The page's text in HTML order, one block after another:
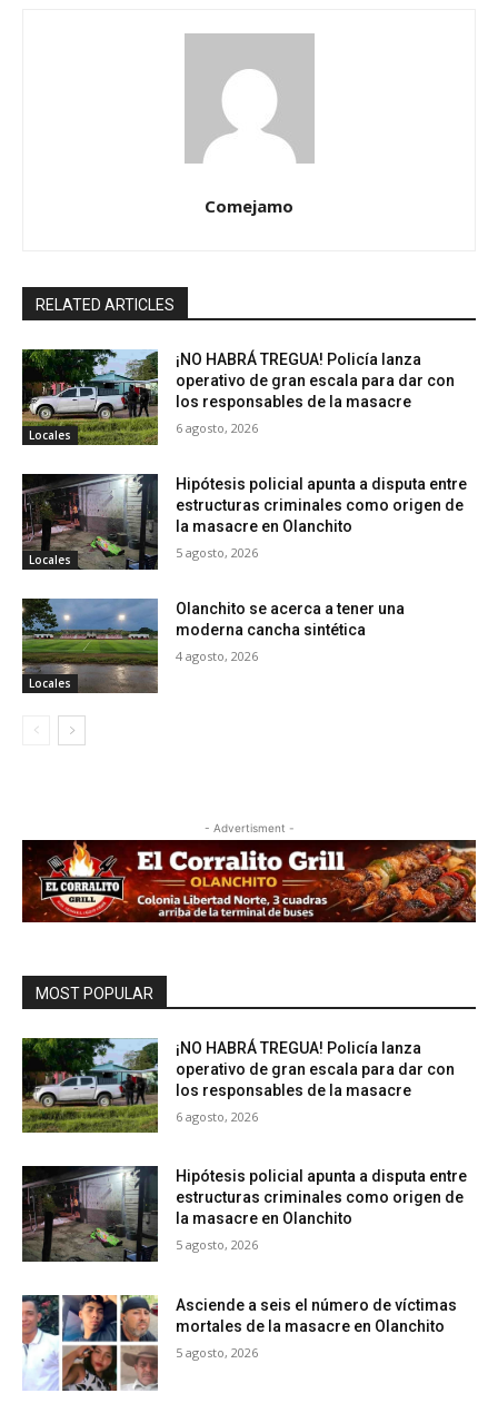
Comejamo
RELATED ARTICLES
Locales
¡NO HABRÁ TREGUA! Policía lanza
operativo de gran escala para dar con
los responsables de la masacre
6 agosto, 2026
Locales
Hipótesis policial apunta a disputa entre
estructuras criminales como origen de
la masacre en Olanchito
5 agosto, 2026
Locales
Olanchito se acerca a tener una
moderna cancha sintética
4 agosto, 2026
- Advertisment -
MOST POPULAR
¡NO HABRÁ TREGUA! Policía lanza
operativo de gran escala para dar con
los responsables de la masacre
6 agosto, 2026
Hipótesis policial apunta a disputa entre
estructuras criminales como origen de
la masacre en Olanchito
5 agosto, 2026
Asciende a seis el número de víctimas
mortales de la masacre en Olanchito
5 agosto, 2026